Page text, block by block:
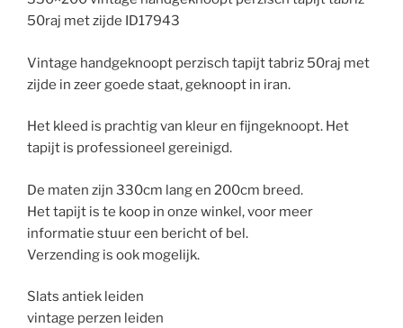
50raj met zijde ID17943
Vintage handgeknoopt perzisch tapijt tabriz 50raj met
zijde in zeer goede staat, geknoopt in iran.
Het kleed is prachtig van kleur en fijngeknoopt. Het
tapijt is professioneel gereinigd.
De maten zijn 330cm lang en 200cm breed.
Het tapijt is te koop in onze winkel, voor meer
informatie stuur een bericht of bel.
Verzending is ook mogelijk.
Slats antiek leiden
vintage perzen leiden